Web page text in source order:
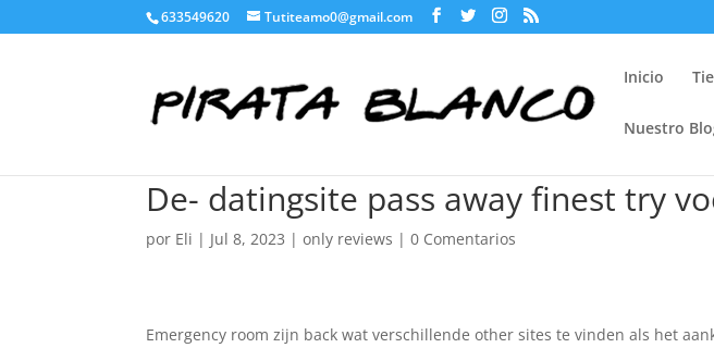
633549620 Tutiteamo0@gmail.com
Inicio
Nuestro
De- datingsite pass away finest try
por Eli | Jul 8, 2023 |only reviews |0 Comentarios
Emergency room zijn back wat verschillende other sites te vinden als het